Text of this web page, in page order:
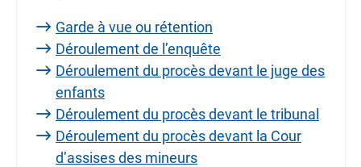
Garde à vue ou rétention
Déroulement de l’enquête
Déroulement du procès devant le juge des
enfants
Déroulement du procès devant le tribunal
Déroulement du procès devant la Cour
d’assises des mineurs